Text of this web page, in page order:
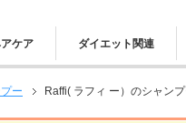
ケア ダイエット関連
ー Raffi( ラフィ ー）のシャン